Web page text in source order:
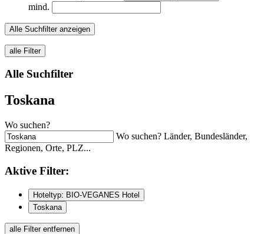
mind.
Alle Suchfilter anzeigen
alle Filter
Alle Suchfilter
Toskana
Wo suchen?
Wo suchen? Länder, Bundesländer,
Regionen, Orte, PLZ...
Aktive Filter:
Hoteltyp: BIO-VEGANES Hotel
Toskana
alle Filter entfernen